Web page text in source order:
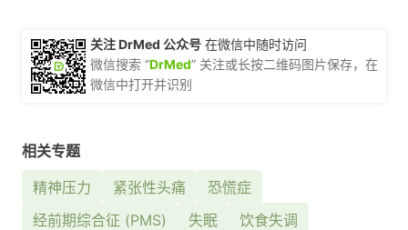
关注 DrMed 公众号 在微信中随时访问
微信搜索 “DrMed” 关注或长按二维码图片保存，在
微信中打开并识别
相关专题
精神压力
紧张性头痛
恐慌症
经前期综合征 (PMS)
失眠
饮食失调